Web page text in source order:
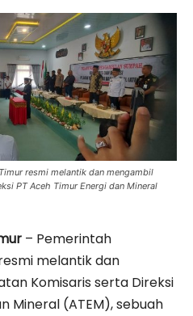
resmi melantik dan mengambil
PT Aceh Timur Energi dan Mineral
– Pemerintah
melantik dan
Komisaris serta Direksi
Mineral (ATEM), sebuah